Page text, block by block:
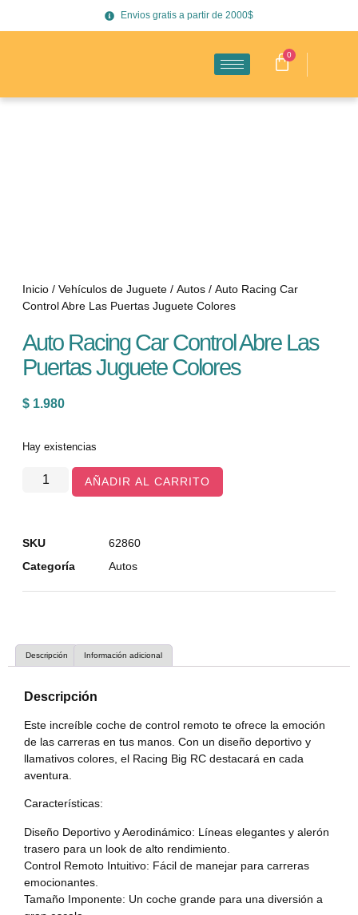
Envios gratis a partir de 2000$
0
Inicio / Vehículos de Juguete / Autos / Auto Racing Car
Control Abre Las Puertas Juguete Colores
Auto Racing Car Control Abre Las
Puertas Juguete Colores
$ 1.980
Hay existencias
AÑADIR AL CARRITO
SKU
62860
Categoría
Autos
Descripción Información adicional
Descripción
Este increíble coche de control remoto te ofrece la emoción
de las carreras en tus manos. Con un diseño deportivo y
llamativos colores, el Racing Big RC destacará en cada
aventura.
Características:
Diseño Deportivo y Aerodinámico: Líneas elegantes y alerón
trasero para un look de alto rendimiento.
Control Remoto Intuitivo: Fácil de manejar para carreras
emocionantes.
Tamaño Imponente: Un coche grande para una diversión a